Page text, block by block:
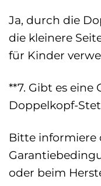
Ja, durch die
die kleinere
für Kinder
**7. Gibt es eine
Doppelkopf-
Bitte informiere
oder beim